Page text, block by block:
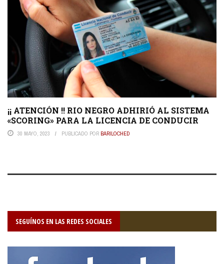
¡¡ ATENCIÓN !! RIO NEGRO ADHIRIÓ AL SISTEMA
«SCORING» PARA LA LICENCIA DE CONDUCIR
30 MAYO, 2023 PUBLICADO POR BARILOCHED
SEGUÍNOS EN LAS REDES SOCIALES